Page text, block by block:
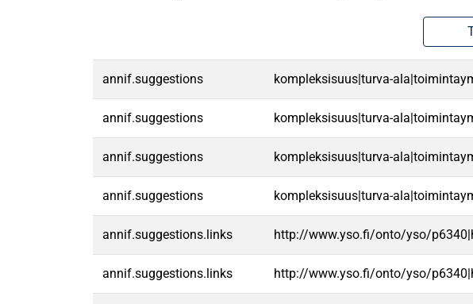
annif.suggestions kompleksisuus|turva-
annif.suggestions kompleksisuus|turva-
annif.suggestions kompleksisuus|turva-
annif.suggestions kompleksisuus|turva-
annif.suggestions.links http://www.yso.fi/onto/yso/
annif.suggestions.links http://www.yso.fi/onto/yso/